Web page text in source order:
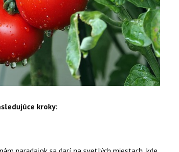
kroky: